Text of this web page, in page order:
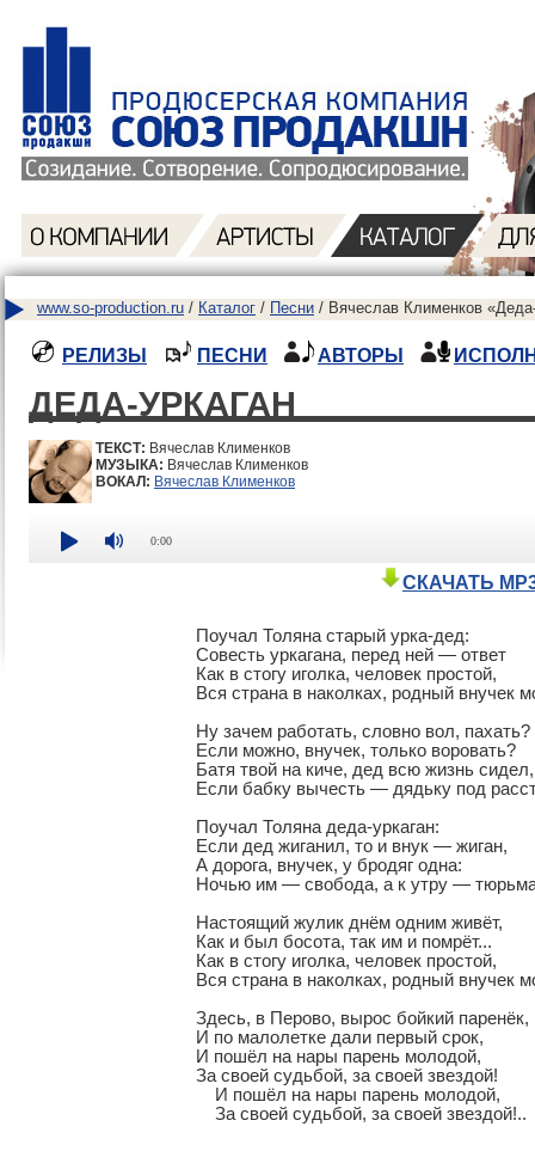
www.so-production.ru / Каталог / Песни / Вячеслав Клименков «Деда-
РЕЛИЗЫ ПЕСНИ АВТОРЫ
ДЕДА-УРКАГАН
ТЕКСТ: Вячеслав Клименков
МУЗЫКА: Вячеслав Клименков
ВОКАЛ: Вячеслав Клименков
0:00
СКАЧАТЬ
Поучал Толяна старый урка-дед:
Совесть уркагана, перед ней — ответ
Как в стогу иголка, человек простой,
Вся страна в наколках, родный внучек
Ну зачем работать, словно вол, пахать?
Если можно, внучек, только воровать?
Батя твой на киче, дед всю жизнь сидел,
Если бабку вычесть — дядьку под
Поучал Толяна деда-уркаган:
Если дед жиганил, то и внук — жиган,
А дорога, внучек, у бродяг одна:
Ночью им — свобода, а к утру —
Настоящий жулик днём одним живёт,
Как и был босота, так им и помрёт...
Как в стогу иголка, человек простой,
Вся страна в наколках, родный внучек
Здесь, в Перово, вырос бойкий паренёк,
И по малолетке дали первый срок,
И пошёл на нары парень молодой,
За своей судьбой, за своей звездой!
    И пошёл на нары парень молодой,
    За своей судьбой, за своей звездой!..